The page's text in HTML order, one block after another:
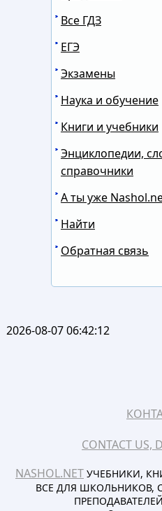
Все ГДЗ
ЕГЭ
Экзамены
Наука и обучение
Книги и учебники
Энциклопедии,
справочники
А ты уже
Найти
Обратная связь
2026-08-07 06:42:12
CONTACT US,
NASHOL.NETУЧЕБНИКИ,
ВСЕ ДЛЯ ШКОЛЬНИКОВ,